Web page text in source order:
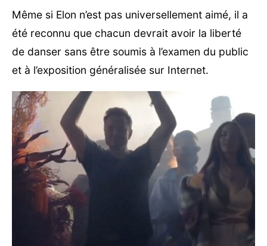
Même si Elon n’est pas universellement aimé, il a
été reconnu que chacun devrait avoir la liberté
de danser sans être soumis à l’examen du public
et à l’exposition généralisée sur Internet.